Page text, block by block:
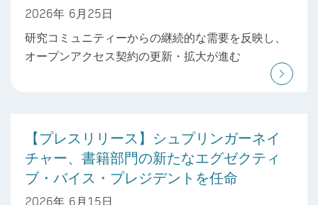
2026年 6月25日
研究コミュニティーからの継続的な需要を反映し、
オープンアクセス契約の更新・拡大が進む
【プレスリリース】シュプリンガーネイ
チャー、書籍部門の新たなエグゼクティ
ブ・バイス・プレジデントを任命
2026年 6月15日